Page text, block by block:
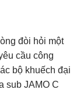
đòi hỏi một
cầu công
bộ khuếch đại
sub JAMO C